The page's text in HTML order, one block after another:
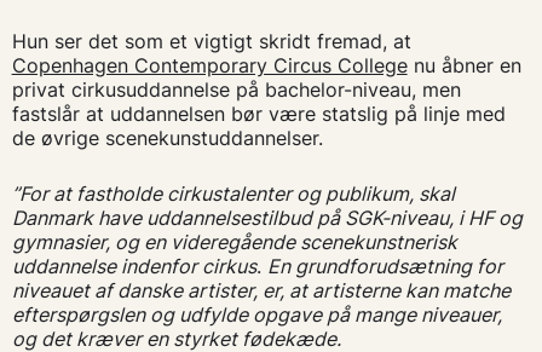
Hun ser det som et vigtigt skridt fremad, at
Copenhagen Contemporary Circus Collegenu åbner en
privat cirkusuddannelse på bachelor-niveau, men
fastslår at uddannelsen bør være statslig på linje med
de øvrige scenekunstuddannelser.
”For at fastholde cirkustalenter og publikum, skal
Danmark have uddannelsestilbud på SGK-niveau, i HF og
gymnasier, og en videregående scenekunstnerisk
uddannelse indenfor cirkus. En grundforudsætning for
niveauet af danske artister, er, at artisterne kan matche
efterspørgslen og udfylde opgave på mange niveauer,
og det kræver en styrket fødekæde.